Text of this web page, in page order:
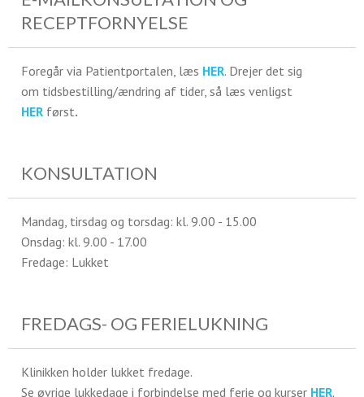
RECEPTFORNYELSE
Foregår via Patientportalen, læs HER. Drejer det sig
om tidsbestilling/ændring af tider, så læs venligst
HER først.
KONSULTATION
Mandag, tirsdag og torsdag: kl. 9.00 - 15.00
Onsdag: kl. 9.00 - 17.00
Fredage: Lukket
FREDAGS- OG FERIELUKNING
Klinikken holder lukket fredage.
Se øvrige lukkedage i forbindelse med ferie og kurser HER.